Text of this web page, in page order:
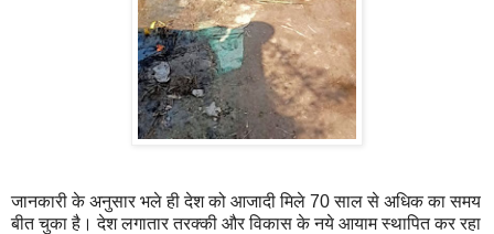
जानकारी के अनुसार भले ही देश को आजादी मिले 70 साल से अधिक का समय
बीत चुका है। देश लगातार तरक्की और विकास के नये आयाम स्थापित कर रहा